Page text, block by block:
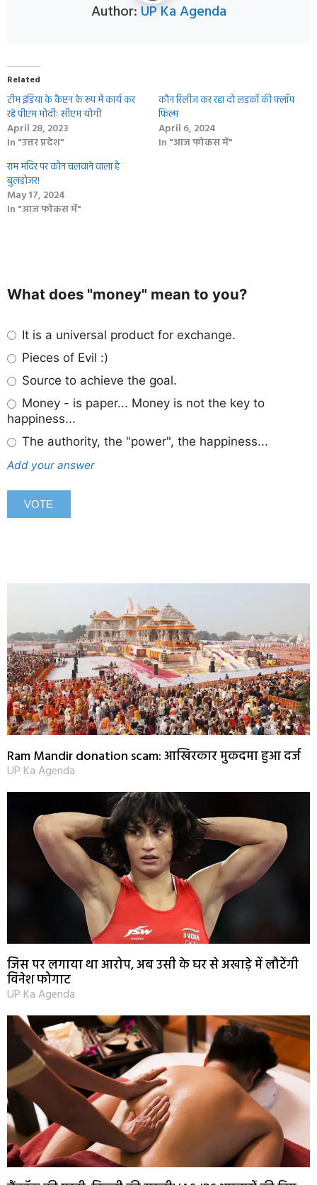
Author: UP Ka Agenda
Related
टीम इंडिया के कैप्टन के रूप में कार्य कर
रहे पीएम मोदीः सीएम योगी
April 28, 2023
In "उत्तर प्रदेश"
कौन रिलीज कर रहा दो लड़कों की फ्लॉप
फिल्म
April 6, 2024
In "आज फोकस में"
राम मंदिर पर कौन चलवाने वाला है
बुलडोजर!
May 17, 2024
In "आज फोकस में"
What does "money" mean to you?
It is a universal product for exchange.
Pieces of Evil :)
Source to achieve the goal.
Money - is paper... Money is not the key to
happiness...
The authority, the "power", the happiness...
Add your answer
Ram Mandir donation scam: आखिरकार मुकदमा हुआ दर्ज
UP Ka Agenda
जिस पर लगाया था आरोप, अब उसी के घर से अखाड़े में लौटेंगी
विनेश फोगाट
UP Ka Agenda